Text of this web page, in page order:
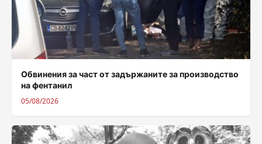
Обвинения за част от задържаните за производство
на фентанил
05/08/2026